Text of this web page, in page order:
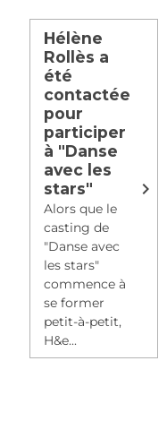
Hélène
Rollès a
été
contactée
pour
participer
à "Danse
avec les
stars"
Alors que le
casting de
"Danse avec
les stars"
commence à
se former
petit-à-petit,
H&e...